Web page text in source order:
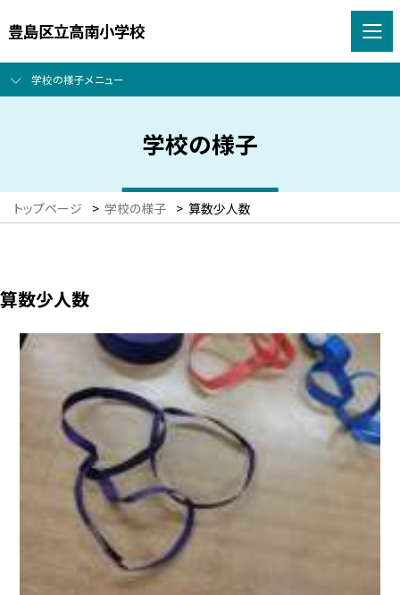
豊島区立高南小学校
学校の様子メニュー
学校の様子
トップページ > 学校の様子 > 算数少人数
算数少人数